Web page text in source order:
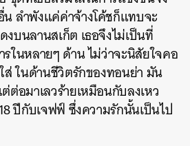
ลำพังแค่ค่าจ้างโค้ชก็แทบจะ
บนลานสเก็ต เธอจึงไม่เป็นที่
ในหลายๆ ด้าน ไม่ว่าจะนิสัยใจคอ
ส่ ในด้านชีวิตรักของทอนย่า มัน
อมาเลวร้ายเหมือนกับลงเหว
ปีกับเจฟฟ์ ซึ่งความรักนั้นเป็นไป